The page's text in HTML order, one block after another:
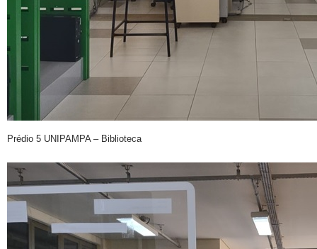
Prédio 5 UNIPAMPA – Biblioteca